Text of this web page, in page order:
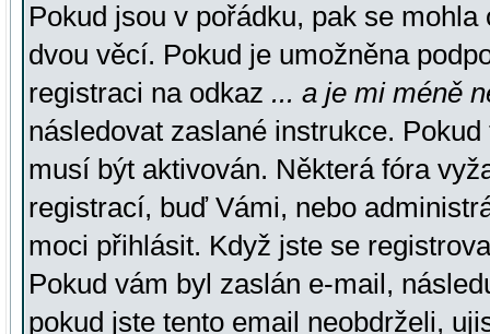
Pokud jsou v pořádku, pak se
dvou věcí. Pokud je umožněna
registraci na odkaz ... a je mi méně
následovat zaslané instrukce.
musí být aktivován. Některá fóra
registrací, buď Vámi, nebo
moci přihlásit. Když jste se
Pokud vám byl zaslán e-mail,
pokud jste tento email neobdrželi,